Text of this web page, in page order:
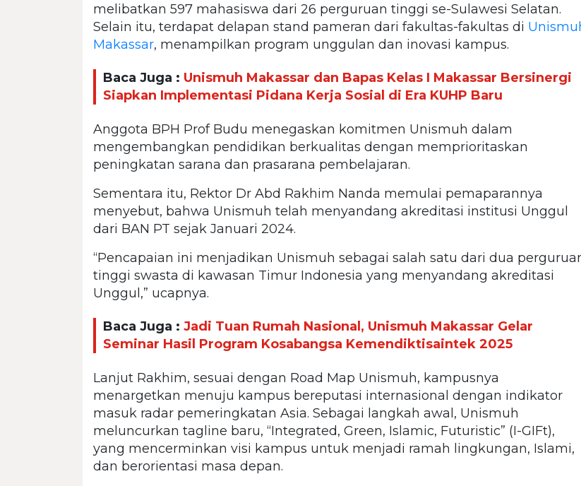
melibatkan 597 mahasiswa dari 26 perguruan tinggi se-Sulawesi Selatan.
Selain itu, terdapat delapan stand pameran dari fakultas-fakultas di
Makassar, menampilkan program unggulan dan inovasi kampus.
Baca Juga : Unismuh Makassar dan Bapas Kelas I Makassar Bersinergi
Siapkan Implementasi Pidana Kerja Sosial di Era KUHP Baru
Anggota BPH Prof Budu menegaskan komitmen Unismuh dalam
mengembangkan pendidikan berkualitas dengan memprioritaskan
peningkatan sarana dan prasarana pembelajaran.
Sementara itu, Rektor Dr Abd Rakhim Nanda memulai pemaparannya
menyebut, bahwa Unismuh telah menyandang akreditasi institusi Unggul
dari BAN PT sejak Januari 2024.
“Pencapaian ini menjadikan Unismuh sebagai salah satu dari dua
tinggi swasta di kawasan Timur Indonesia yang menyandang akreditasi
Unggul,” ucapnya.
Baca Juga : Jadi Tuan Rumah Nasional, Unismuh Makassar Gelar
Seminar Hasil Program Kosabangsa Kemendiktisaintek 2025
Lanjut Rakhim, sesuai dengan Road Map Unismuh, kampusnya
menargetkan menuju kampus bereputasi internasional dengan indikator
masuk radar pemeringkatan Asia. Sebagai langkah awal, Unismuh
meluncurkan tagline baru, “Integrated, Green, Islamic, Futuristic” (I-GIFt),
yang mencerminkan visi kampus untuk menjadi ramah lingkungan, Islami,
dan berorientasi masa depan.